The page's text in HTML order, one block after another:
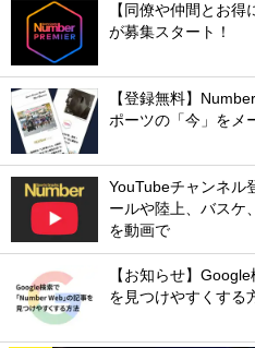
【同僚や仲間とお
が募集スタート！
【登録無料】
ポーツの「今」をメ
YouTubeチャンネル
ールや陸上、バスケ
を動画で
【お知らせ】
を見つけやすくする